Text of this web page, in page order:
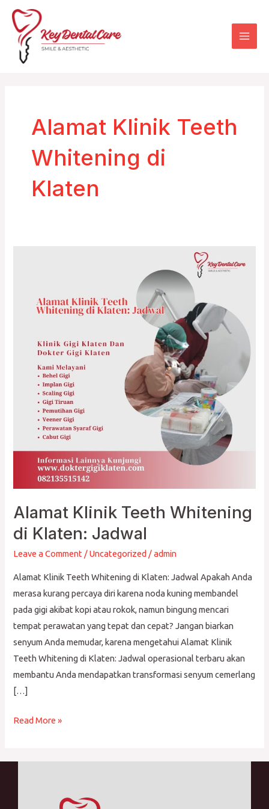
Skip
content
Alamat Klinik Teeth
Whitening di
Klaten
Alamat Klinik Teeth Whitening
di Klaten: Jadwal
Leave a Comment /Uncategorized /admin
Alamat Klinik Teeth Whitening di Klaten: Jadwal Apakah Anda
merasa kurang percaya diri karena noda kuning membandel
pada gigi akibat kopi atau rokok, namun bingung mencari
tempat perawatan yang tepat dan cepat? Jangan biarkan
senyum Anda memudar, karena mengetahui Alamat Klinik
Teeth Whitening di Klaten: Jadwal operasional terbaru akan
membantu Anda mendapatkan transformasi senyum cemerlang
[…]
Whitening
Jadwal
Read More »